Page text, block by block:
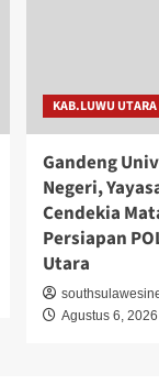
KAB.LUWU UTARA
Gandeng
Negeri,
Cendekia
Persiapan
Utara
Agustus 6, 2026